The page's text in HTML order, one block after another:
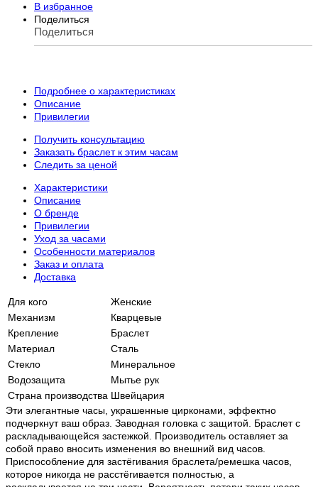
В избранное
Поделиться
Поделиться
Подробнее о характеристиках
Описание
Привилегии
Получить консультацию
Заказать браслет к этим часам
Следить за ценой
Характеристики
Описание
О бренде
Привилегии
Уход за часами
Особенности материалов
Заказ и оплата
Доставка
Для кого
Женские
Механизм
Кварцевые
Крепление
Браслет
Материал
Сталь
Стекло
Минеральное
Водозащита
Мытье рук
Страна производства Швейцария
Эти элегантные часы, украшенные цирконами, эффектно
подчеркнут ваш образ. Заводная головка с защитой. Браслет с
раскладывающейся застежкой. Производитель оставляет за
собой право вносить изменения во внешний вид часов.
Приспособление для застёгивания браслета/ремешка часов,
которое никогда не расстёгивается полностью, а